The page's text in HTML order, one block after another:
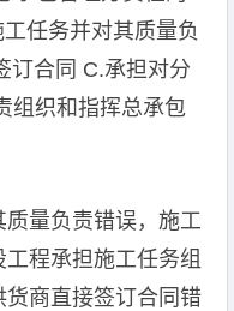
任务并对其质量负
订合同 C.承担对分
组织和指挥总承包
质量负责错误，施工
程承担施工任务组
商直接签订合同错